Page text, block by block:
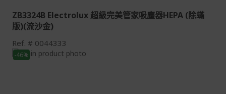
ZB3324B Electrolux 超級完美管家吸塵器HEPA (除蟎
版)(流沙金)
Ref. 0044333
Skip
to
-46%
Skip